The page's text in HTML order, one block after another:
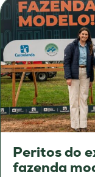
Peritos do
fazenda